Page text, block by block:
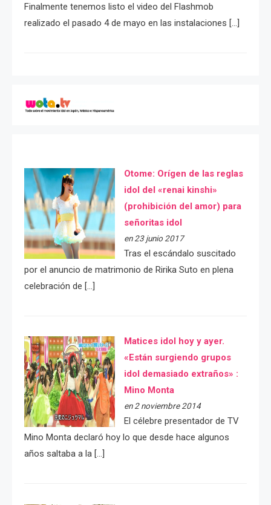
Finalmente tenemos listo el video del Flashmob
realizado el pasado 4 de mayo en las instalaciones […]
Otome: Orígen de las reglas
idol del «renai kinshi»
(prohibición del amor) para
señoritas idol
en 23 junio 2017
Tras el escándalo suscitado
por el anuncio de matrimonio de Ririka Suto en plena
celebración de […]
Matices idol hoy y ayer.
«Están surgiendo grupos
idol demasiado extraños» :
Mino Monta
en 2 noviembre 2014
El célebre presentador de TV
Mino Monta declaró hoy lo que desde hace algunos
años saltaba a la […]